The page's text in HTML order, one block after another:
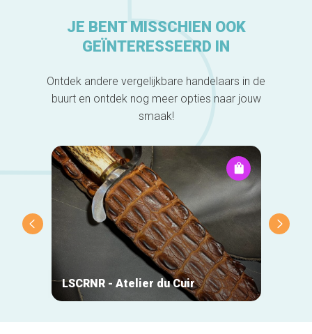
JE BENT MISSCHIEN OOK
GEÏNTERESSEERD IN
Ontdek andere vergelijkbare handelaars in de
buurt en ontdek nog meer opties naar jouw
smaak!
LSCRNR - Atelier du Cuir